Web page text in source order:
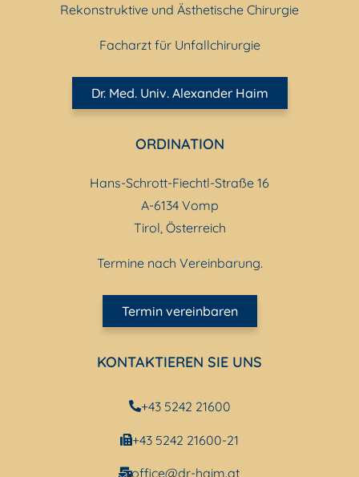
Rekonstruktive und Ästhetische Chirurgie
Facharzt für Unfallchirurgie
Dr. Med. Univ. Alexander Haim
ORDINATION
Hans-Schrott-Fiechtl-Straße 16
A-6134 Vomp
Tirol, Österreich
Termine nach Vereinbarung.
Termin vereinbaren
KONTAKTIEREN SIE UNS
+43 5242 21600
+43 5242 21600-21
office@dr-haim.at